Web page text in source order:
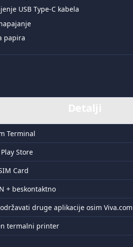
USB Type-C kabela
papira
Terminal
Store
Card
+ beskontaktno
druge aplikacije osim
termalni printer